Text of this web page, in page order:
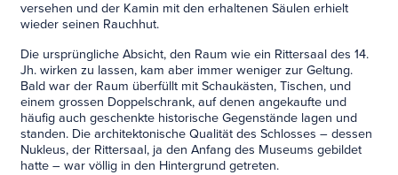
versehen und der Kamin mit den erhaltenen Säulen erhielt
wieder seinen Rauchhut.
Die ursprüngliche Absicht, den Raum wie ein Rittersaal des 14.
Jh. wirken zu lassen, kam aber immer weniger zur Geltung.
Bald war der Raum überfüllt mit Schaukästen, Tischen, und
einem grossen Doppelschrank, auf denen angekaufte und
häufig auch geschenkte historische Gegenstände lagen und
standen. Die architektonische Qualität des Schlosses – dessen
Nukleus, der Rittersaal, ja den Anfang des Museums gebildet
hatte – war völlig in den Hintergrund getreten.